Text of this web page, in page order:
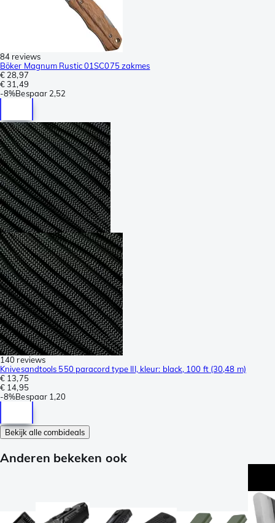
84 reviews
Böker Magnum Rustic 01SC075 zakmes
€ 28,97
€ 31,49
-8%Bespaar 2,52
140 reviews
Knivesandtools 550 paracord type III, kleur: black, 100 ft (30,48 m)
€ 13,75
€ 14,95
-8%Bespaar 1,20
Bekijk alle combideals
Anderen bekeken ook